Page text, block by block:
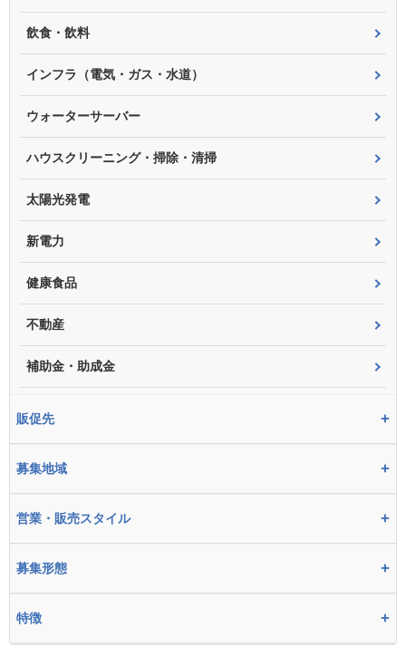
飲食・飲料
インフラ（電気・ガス・水道）
ウォーターサーバー
ハウスクリーニング・掃除・清掃
太陽光発電
新電力
健康食品
不動産
補助金・助成金
販促先 +
募集地域 +
営業・販売スタイル +
募集形態 +
特徴 +